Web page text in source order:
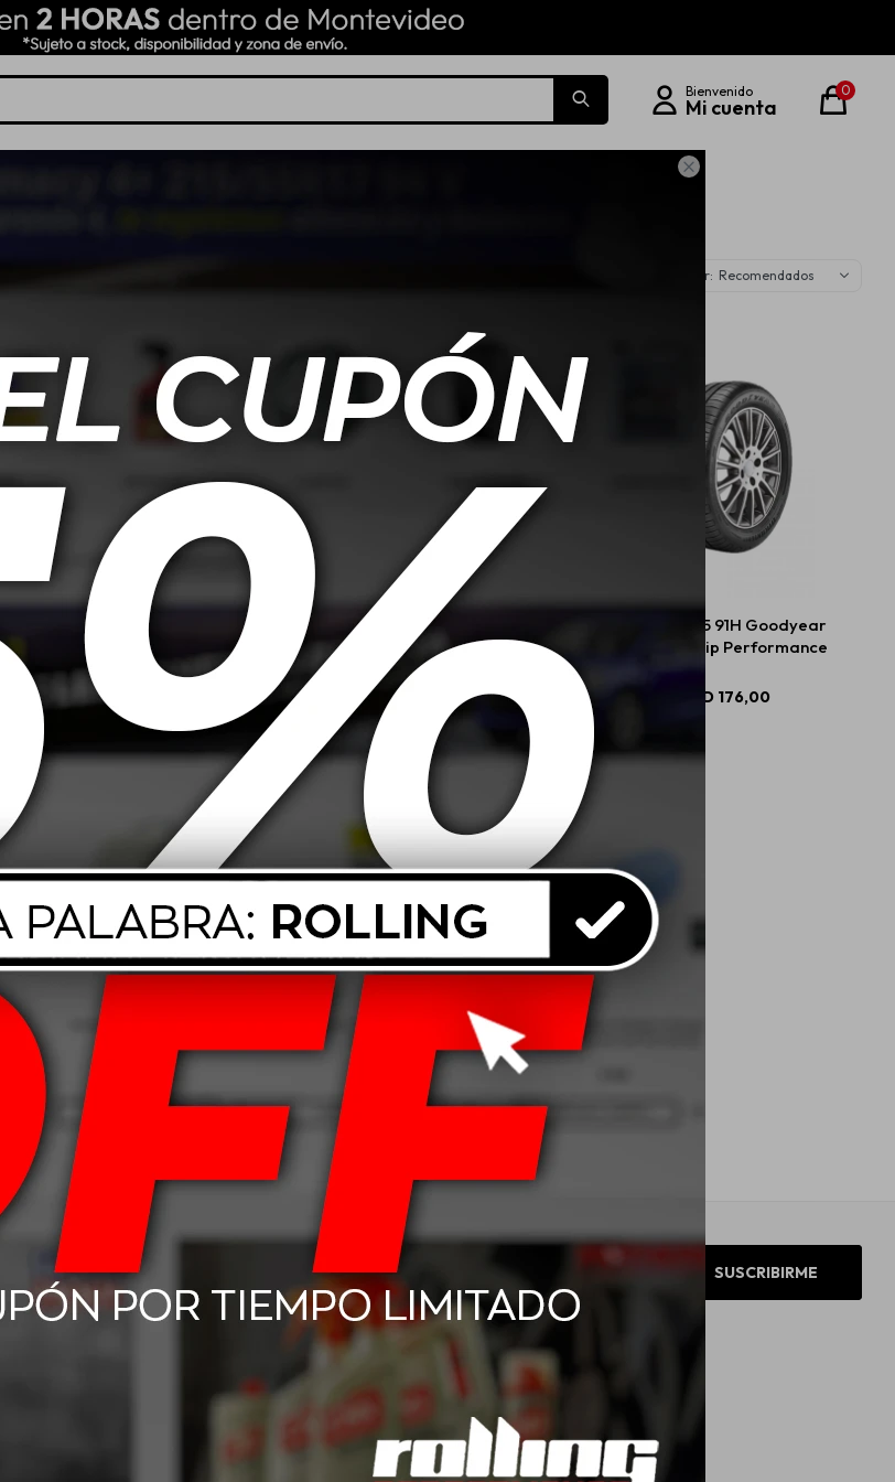

0
Recomendados
195/70 R15 104/102 Goodyear
Cargo Marathon 2
175/70 R14 88T Goodyear
Assurance Max Life
110,00
205/60 R15 91H Goodyear
Efficientgrip Performance
USD 176,00
215/65 R16 102H Wrangler
Workhorse AT
USD212,00
195/80 R14 110/108R Goodyear
Cargo Marathon 2
USD221,00
SUSCRIBIRME
SEGUINOS